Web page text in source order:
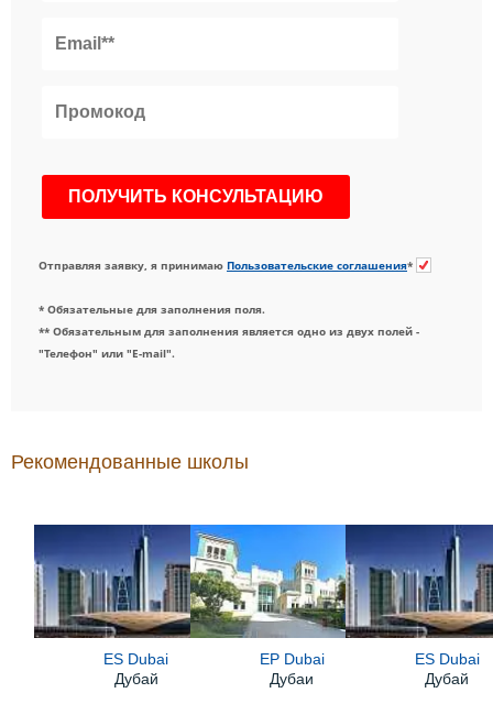
Отправляя заявку, я принимаю Пользовательские соглашения*
* Обязательные для заполнения поля.
** Обязательным для заполнения является одно из двух полей -
"Телефон" или "E-mail".
Рекомендованные школы
ES Dubai
Дубай
EP Dubai
Дубаи
ES Dubai
Дубай